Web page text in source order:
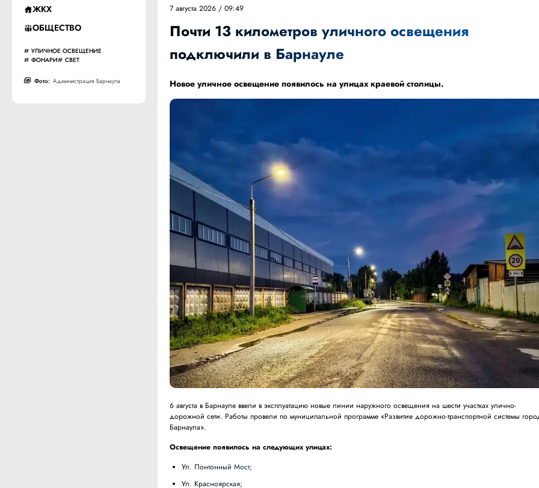
ЖКХ
ОБЩЕСТВО
УЛИЧНОЕ ОСВЕЩЕНИЕ
ФОНАРИ
СВЕТ
Фото: Администрация Барнаула
7 августа 2026 / 09:49
Почти 13 километров уличного освещения
подключили в Барнауле
Новое уличное освещение появилось на улицах краевой столицы.
6 августа в Барнауле ввели в эксплуатацию новые линии наружного освещения на шести участках улично-
дорожной сети. Работы провели по муниципальной программе «Развитие дорожно-транспортной системы
Барнаула».
Освещение появилось на следующих улицах:
ул. Понтонный Мост;
ул. Красноярская;